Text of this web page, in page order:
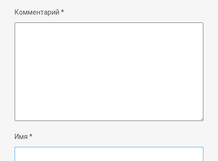
Комментарий *
Имя *